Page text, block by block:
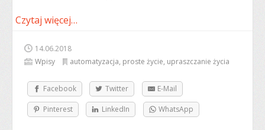
Czytaj więcej…
14.06.2018
Wpisy
automatyzacja, proste życie, upraszczanie życia
Facebook Twitter E-Mail
Pinterest LinkedIn WhatsApp